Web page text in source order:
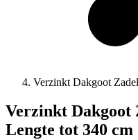
Verzinkt Dakgoot
Verzinkt Dakgoot
Lengte tot 340 cm